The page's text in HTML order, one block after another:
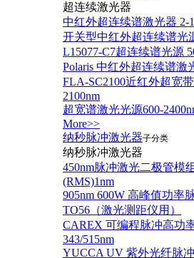
超连续激光器
中红外超连续谱激光器 2-
开关型中红外超连续谱光
L15077-C7超连续谱光源
Polaris 中红外超连续谱激
FLA-SC2100近红外超宽
2100nm
超宽谱激光光源600-
More>>
纳秒脉冲激光器子分类
纳秒脉冲激光器
450nm脉冲激光二极管模
(RMS)1nm
905nm 600W 高峰值功率
TO56（激光测距仪用）
CAREX 可编程脉冲高功
343/515nm
YUCCA UV 紫外光纤脉